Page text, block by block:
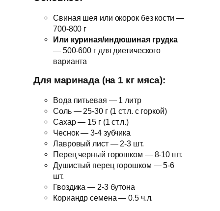
Свиная шея или окорок без кости —
700-800 г
Или куриная/индюшиная грудка
— 500-600 г для диетического
варианта
Для маринада (на 1 кг мяса):
Вода питьевая — 1 литр
Соль — 25-30 г (1 ст.л. с горкой)
Сахар — 15 г (1 ст.л.)
Чеснок — 3-4 зубчика
Лавровый лист — 2-3 шт.
Перец черный горошком — 8-10 шт.
Душистый перец горошком — 5-6
шт.
Гвоздика — 2-3 бутона
Кориандр семена — 0.5 ч.л.